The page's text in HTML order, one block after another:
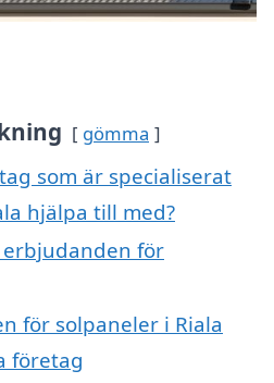
gömma
som är specialiserat
hjälpa till med?
för
för solpaneler i Riala
företag